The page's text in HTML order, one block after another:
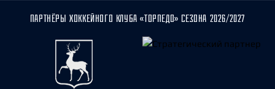
ПАРТНЁРЫ ХОККЕЙНОГО КЛУБА «ТОРПЕДО» СЕЗОНА 2026/2027